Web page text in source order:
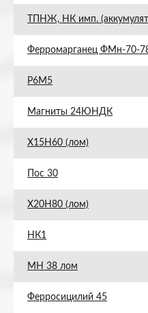
ТПНЖ, НК имп.
Ферромарганец ФМн-70-
Р6М5
Магниты 24ЮНДК
Х15Н60 (лом)
Пос 30
Х20Н80 (лом)
НК1
МН 38 лом
Ферросицилий 45